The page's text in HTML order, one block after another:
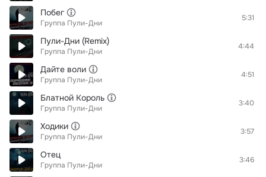
Побег
Группа Пули-Дни
5:31
Пули-Дни (Remix)
Группа Пули-Дни
4:44
Дайте воли
Группа Пули-Дни
4:51
Блатной Король
Группа Пули-Дни
3:40
Ходики
Группа Пули-Дни
3:57
Отец
Группа Пули-Дни
3:46